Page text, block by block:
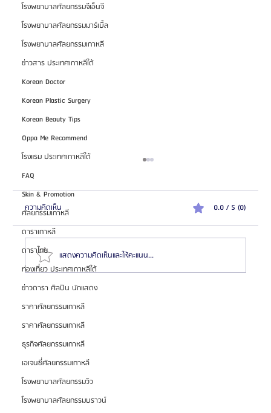
โรงพยาบาลศัลยกรรมจีเอ็นจี
โรงพยาบาลศัลยกรรมมาร์เบิ้ล
โรงพยาบาลศัลยกรรมเกาหลี
ข่าวสาร ประเทศเกาหลีใต้
Korean Doctor
Korean Plastic Surgery
Korean Beauty Tips
Oppa Me Recommend
โรงแรม ประเทศเกาหลีใต้
FAQ
Skin & Promotion
ศัลยกรรมเกาหลี
ดาราเกาหลี
ดาราไทย
ท่องเที่ยว ประเทศเกาหลีใต้
ข่าวดารา ศิลปิน นักแสดง
ราคาศัลยกรรมเกาหลี
ราคาศัลยกรรมเกาหลี
ธุรกิจศัลยกรรมเกาหลี
เอเจนซี่ศัลยกรรมเกาหลี
โรงพยาบาลศัลยกรรมวิว
โรงพยาบาลศัลยกรรมบราวน์
รวมลิสต์ราคาแก้ตา 10 รพ.ศัลยกรรมเกาหลีชั้นนำ 2024
ความคิดเห็น 0.0 / 5 (0)
แสดงความคิดเห็นและให้คะแนน...